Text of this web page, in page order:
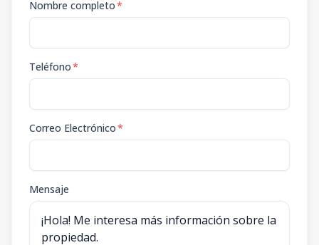
Nombre completo*
Teléfono*
Correo Electrónico*
Mensaje